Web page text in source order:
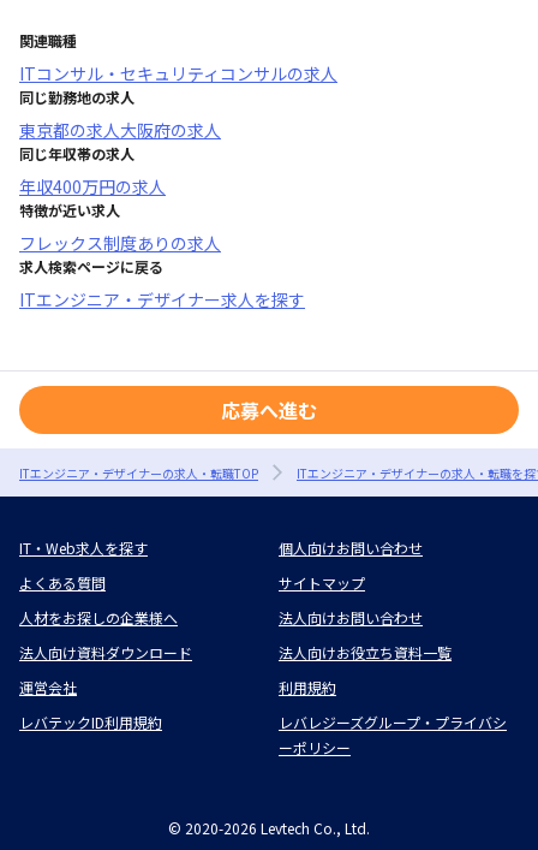
関連職種
ITコンサル・セキュリティコンサルの求人
同じ勤務地の求人
東京都の求人大阪府の求人
同じ年収帯の求人
年収400万円の求人
特徴が近い求人
フレックス制度あり の求人
求人検索ページに戻る
ITエンジニア・デザイナー求人を探す
応募へ進む
ITエンジニア・デザイナーの求人・転職TOP ITエンジニア・デザイナーの求人・転職を
IT・Web求人を探す
個人向けお問い合わせ
よくある質問
サイトマップ
人材をお探しの企業様へ
法人向けお問い合わせ
法人向け資料ダウンロード
法人向けお役立ち資料一覧
運営会社
利用規約
レバテックID利用規約
レバレジーズグループ・プライバシ
ーポリシー
© 2020-2026 Levtech Co., Ltd.